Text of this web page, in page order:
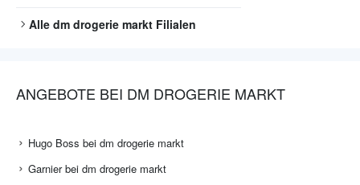
Alle dm drogerie markt Filialen
ANGEBOTE BEI DM DROGERIE MARKT
Hugo Boss bei dm drogerie markt
Garnier bei dm drogerie markt